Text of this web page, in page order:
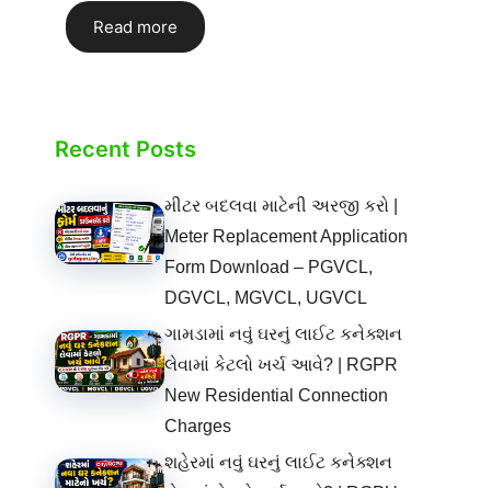
Read more
Recent Posts
મીટર બદલવા માટેની અરજી કરો |
Meter Replacement Application
Form Download – PGVCL,
DGVCL, MGVCL, UGVCL
ગામડામાં નવું ઘરનું લાઈટ કનેક્શન
લેવામાં કેટલો ખર્ચ આવે? | RGPR
New Residential Connection
Charges
શહેરમાં નવું ઘરનું લાઈટ કનેક્શન